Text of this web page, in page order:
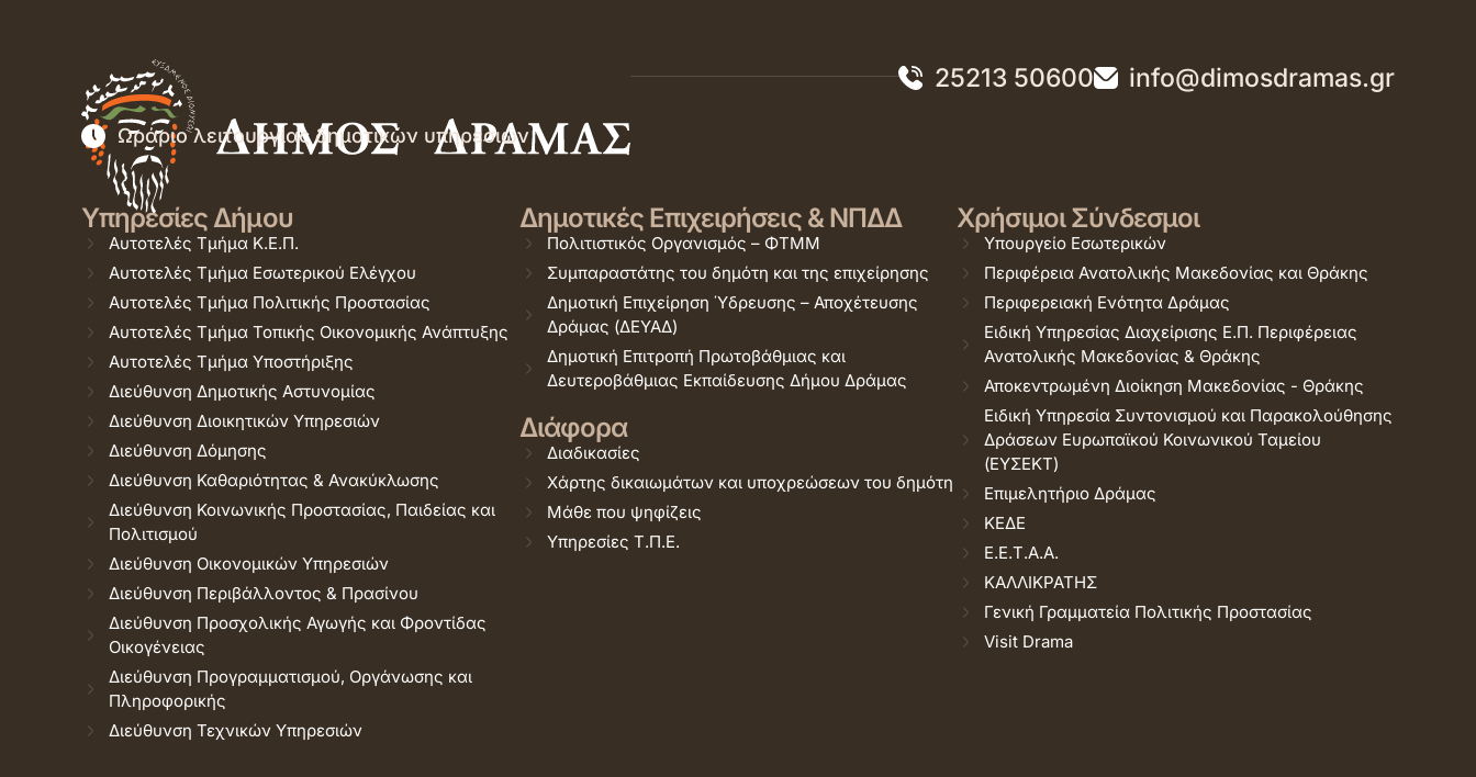
25213 50600 info@dimosdramas.gr
Ωράριο λειτουργίας δημοτικών υπηρεσιών
Υπηρεσίες Δήμου
Αυτοτελές Τμήμα Κ.Ε.Π.
Αυτοτελές Τμήμα Εσωτερικού Ελέγχου
Αυτοτελές Τμήμα Πολιτικής Προστασίας
Αυτοτελές Τμήμα Τοπικής Οικονομικής Ανάπτυξης
Αυτοτελές Τμήμα Υποστήριξης
Διεύθυνση Δημοτικής Αστυνομίας
Διεύθυνση Διοικητικών Υπηρεσιών
Διεύθυνση Δόμησης
Διεύθυνση Καθαριότητας & Ανακύκλωσης
Διεύθυνση Κοινωνικής Προστασίας, Παιδείας και
Πολιτισμού
Διεύθυνση Οικονομικών Υπηρεσιών
Διεύθυνση Περιβάλλοντος & Πρασίνου
Διεύθυνση Προσχολικής Αγωγής και Φροντίδας
Οικογένειας
Διεύθυνση Προγραμματισμού, Οργάνωσης και
Πληροφορικής
Διεύθυνση Τεχνικών Υπηρεσιών
Δημοτικές Επιχειρήσεις & ΝΠΔΔ
Πολιτιστικός Οργανισμός – ΦΤΜΜ
Συμπαραστάτης του δημότη και της επιχείρησης
Δημοτική Επιχείρηση Ύδρευσης – Αποχέτευσης
Δράμας (ΔΕΥΑΔ)
Δημοτική Επιτροπή Πρωτοβάθμιας και
Δευτεροβάθμιας Εκπαίδευσης Δήμου Δράμας
Διάφορα
Διαδικασίες
Χάρτης δικαιωμάτων και υποχρεώσεων του δημότη
Μάθε που ψηφίζεις
Υπηρεσίες Τ.Π.Ε.
Χρήσιμοι Σύνδεσμοι
Υπουργείο Εσωτερικών
Περιφέρεια Ανατολικής Μακεδονίας και Θράκης
Περιφερειακή Ενότητα Δράμας
Ειδική Υπηρεσίας Διαχείρισης Ε.Π. Περιφέρειας
Ανατολικής Μακεδονίας & Θράκης
Αποκεντρωμένη Διοίκηση Μακεδονίας - Θράκης
Ειδική Υπηρεσία Συντονισμού και Παρακολούθησης
Δράσεων Ευρωπαϊκού Κοινωνικού Ταμείου
(ΕΥΣΕΚΤ)
Επιμελητήριο Δράμας
ΚΕΔΕ
Ε.Ε.Τ.Α.Α.
ΚΑΛΛΙΚΡΑΤΗΣ
Γενική Γραμματεία Πολιτικής Προστασίας
Visit Drama